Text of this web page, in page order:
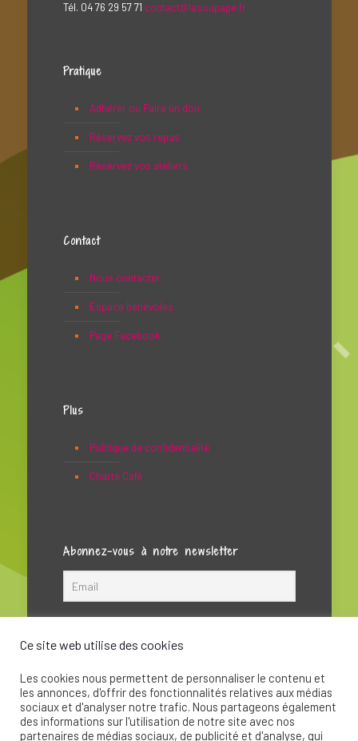
Tél. 04 76 29 57 71 contact@lasoupape.fr
Pratique
Adhérer ou Faire un don
Réservez vos repas
Réservez vos ateliers
Contact
Nous contacter
Espace bénévoles
Page Facebook
Plus
Politique de confidentialité
Charte Café
Abonnez-vous à notre newsletter
Ce site web utilise des cookies
Les cookies nous permettent de personnaliser le contenu et
les annonces, d'offrir des fonctionnalités relatives aux médias
sociaux et d'analyser notre trafic. Nous partageons également
des informations sur l'utilisation de notre site avec nos
partenaires de médias sociaux, de publicité et d'analyse, qui